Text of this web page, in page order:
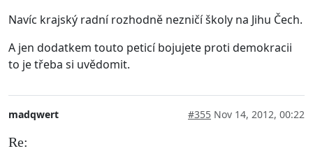
Navíc krajský radní rozhodně nezničí školy na Jihu Čech.
A jen dodatkem touto peticí bojujete proti demokracii
to je třeba si uvědomit.
madqwert #355 Nov 14, 2012, 00:22
Re: